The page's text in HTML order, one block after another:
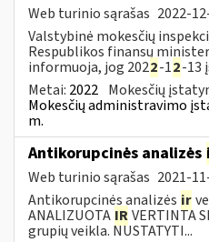
Web turinio sąrašas 2022-
Valstybinė mokesčių
Respublikos finansų
informuoja, jog 2022-12-13
Metai: 2022 Mokesčių
Mokesčių administravimo
m.
Antikorupcinės analizės
Web turinio sąrašas 2021-
Antikorupcinės analizės ir
ANALIZUOTA IRVERTINTA
grupių veikla. NUSTATYTI...